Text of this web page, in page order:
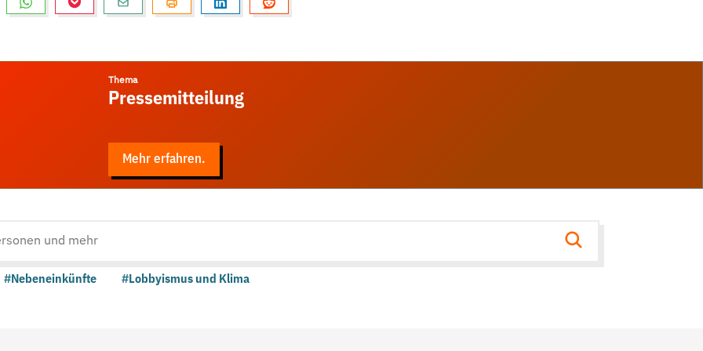
Thema
Pressemitteilung
Mehr erfahren.
#Nebeneinkünfte #Lobbyismus und Klima